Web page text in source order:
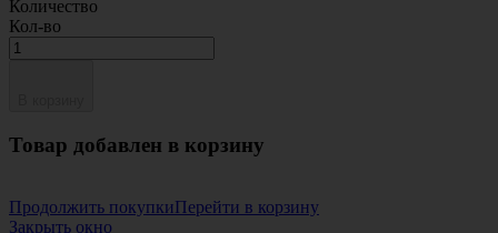
Количество
Кол-во
Товар добавлен в корзину
Продолжить покупкиПерейти в корзину
Закрыть окно